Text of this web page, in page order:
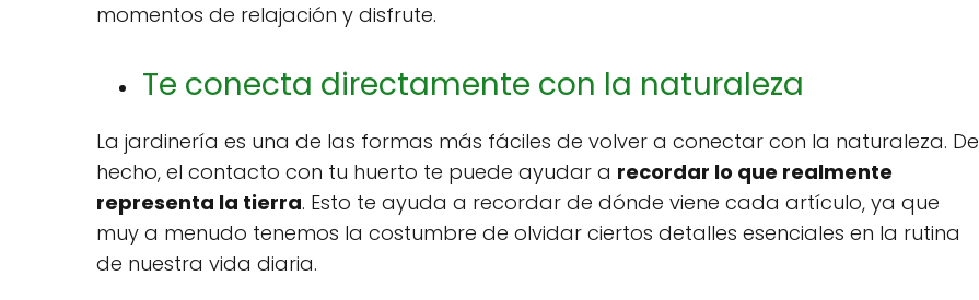
momentos de relajación y disfrute.
Te conecta directamente con la naturaleza
La jardinería es una de las formas más fáciles de volver a conectar con la naturaleza. De
hecho, el contacto con tu huerto te puede ayudar a recordar lo que realmente
representa la tierra. Esto te ayuda a recordar de dónde viene cada artículo, ya que
muy a menudo tenemos la costumbre de olvidar ciertos detalles esenciales en la rutina
de nuestra vida diaria.